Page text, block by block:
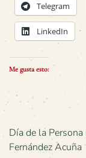
Telegram
LinkedIn
Me gusta esto:
Día de la
Fernández Acuña